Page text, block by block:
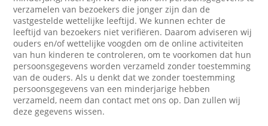
verzamelen van bezoekers die jonger zijn dan de
vastgestelde wettelijke leeftijd. We kunnen echter de
leeftijd van bezoekers niet verifiëren. Daarom adviseren wij
ouders en/of wettelijke voogden om de online activiteiten
van hun kinderen te controleren, om te voorkomen dat hun
persoonsgegevens worden verzameld zonder toestemming
van de ouders. Als u denkt dat we zonder toestemming
persoonsgegevens van een minderjarige hebben
verzameld, neem dan contact met ons op. Dan zullen wij
deze gegevens wissen.